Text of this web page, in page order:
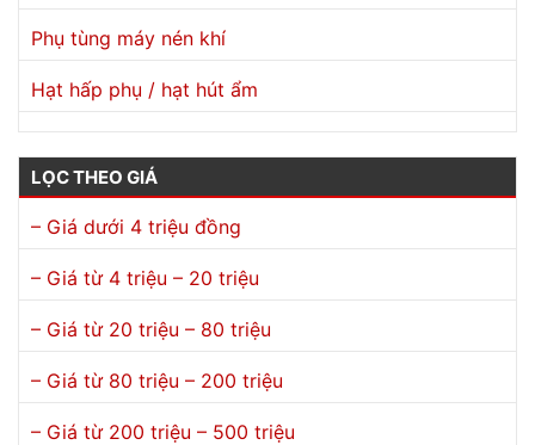
Phụ tùng máy nén khí
Hạt hấp phụ / hạt hút ẩm
LỌC THEO GIÁ
– Giá dưới 4 triệu đồng
– Giá từ 4 triệu – 20 triệu
– Giá từ 20 triệu – 80 triệu
– Giá từ 80 triệu – 200 triệu
– Giá từ 200 triệu – 500 triệu